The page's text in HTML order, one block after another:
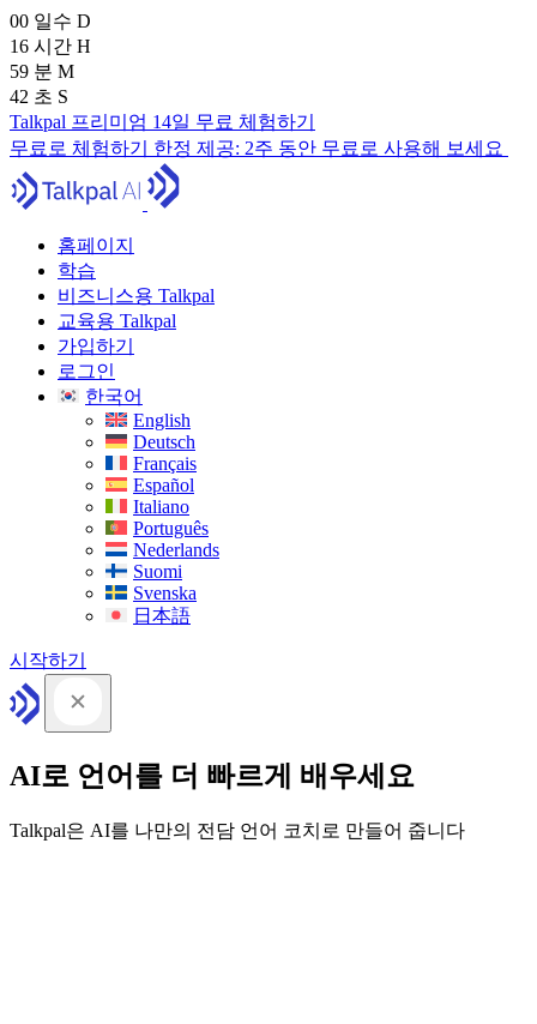
00 일수 D
16 시간 H
59 분 M
41 초 S
Talkpal 프리미엄 14일 무료 체험하기
무료로 체험하기 한정 제공: 2주 동안 무료로 사용해 보세요
홈페이지
학습
비즈니스용 Talkpal
교육용 Talkpal
가입하기
로그인
한국어
English
Deutsch
Français
Español
Italiano
Português
Nederlands
Suomi
Svenska
日本語
시작하기
AI로 언어를 더 빠르게 배우세요
Talkpal은 AI를 나만의 전담 언어 코치로 만들어 줍니다